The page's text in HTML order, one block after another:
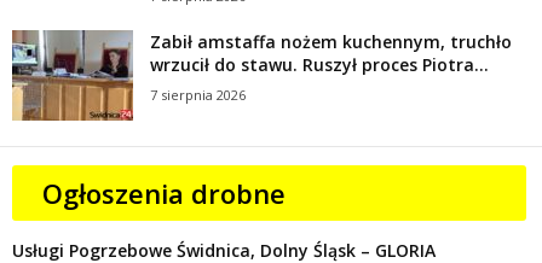
Zabił amstaffa nożem kuchennym, truchło
wrzucił do stawu. Ruszył proces Piotra...
7 sierpnia 2026
Ogłoszenia drobne
Usługi Pogrzebowe Świdnica, Dolny Śląsk – GLORIA